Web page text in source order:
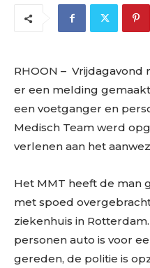
RHOON –
er een melding
een voetganger en
Medisch Team werd
verlenen aan het
Het MMT heeft de man
met spoed
ziekenhuis in
personen auto is voor
gereden, de politie is